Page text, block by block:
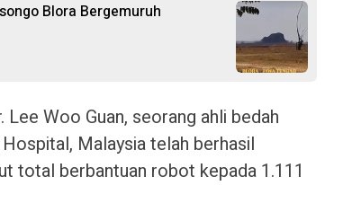
Blora Bergemuruh
Lee Woo Guan, seorang ahli bedah
Malaysia telah berhasil
total berbantuan robot kepada 1.111